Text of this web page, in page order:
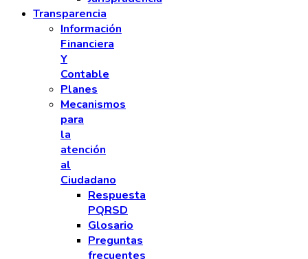
Transparencia
Información
Financiera
Y
Contable
Planes
Mecanismos
para
la
atención
al
Ciudadano
Respuesta
PQRSD
Glosario
Preguntas
frecuentes